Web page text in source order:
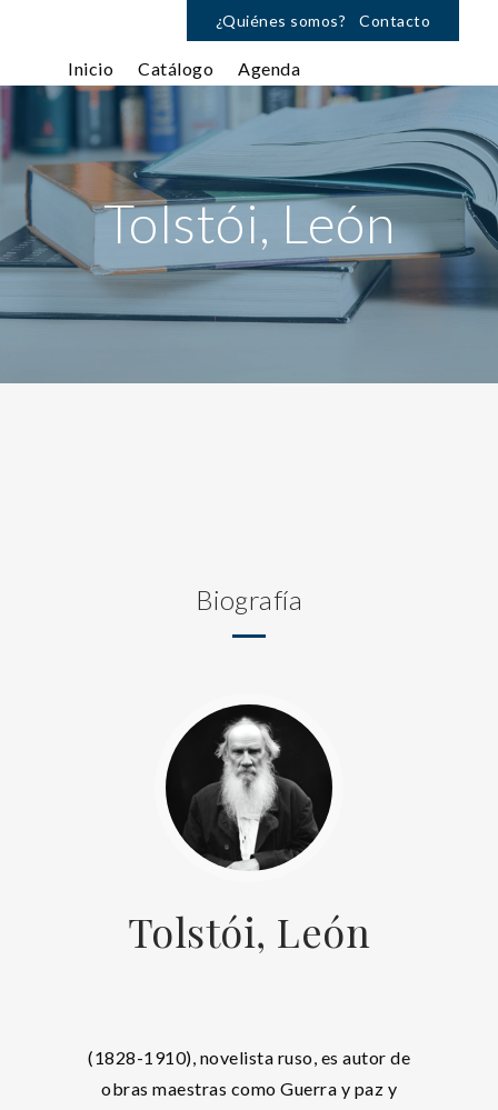
¿Quiénes somos? Contacto
Inicio Catálogo Agenda
Tolstói, León
Biografía
Tolstói, León
(1828-1910), novelista ruso, es autor de
obras maestras como Guerra y paz y